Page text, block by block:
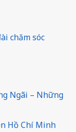
chăm sóc
Ngãi – Những
Hồ Chí Minh